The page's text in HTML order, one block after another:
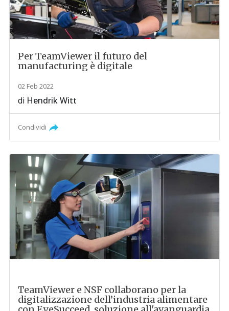
Per TeamViewer il futuro del
manufacturing è digitale
02 Feb 2022
di Hendrik Witt
Condividi
TeamViewer e NSF collaborano per la
digitalizzazione dell’industria alimentare